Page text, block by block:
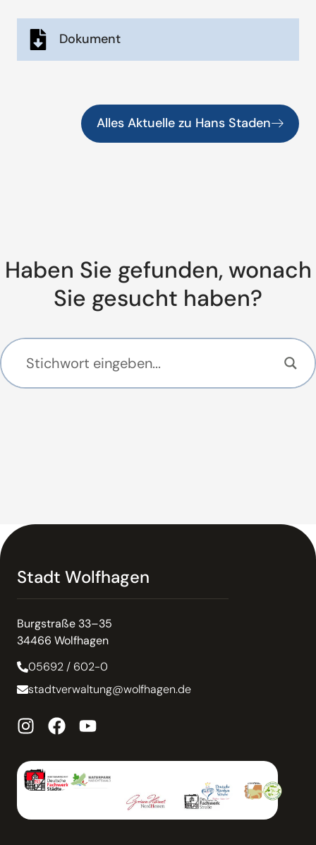
Dokument
Alles Aktuelle zu Hans Staden
Haben Sie gefunden, wonach
Sie gesucht haben?
Stadt Wolfhagen
Burgstraße 33–35
34466 Wolfhagen
05692 / 602-0
stadtverwaltung@wolfhagen.de